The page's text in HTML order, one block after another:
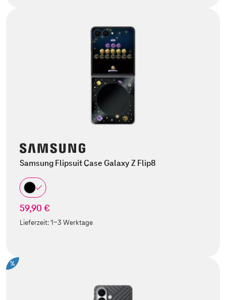
Samsung Flipsuit Case Galaxy Z Flip8
59,90 €
Lieferzeit:1-3 Werktage
%